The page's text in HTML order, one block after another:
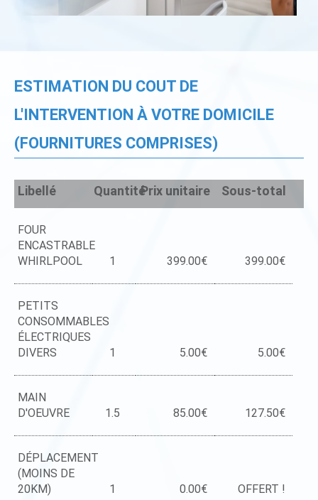
ESTIMATION DU COUT DE
L'INTERVENTION À VOTRE DOMICILE
(FOURNITURES COMPRISES)
Libellé QuantitéPrix unitaire Sous-total
FOUR
ENCASTRABLE
WHIRLPOOL
1 399.00€ 399.00€
PETITS
CONSOMMABLES
ÉLECTRIQUES
DIVERS
1 5.00€ 5.00€
MAIN
D'OEUVRE
1.5 85.00€ 127.50€
DÉPLACEMENT
(MOINS DE
20KM)
1 0.00€ OFFERT !